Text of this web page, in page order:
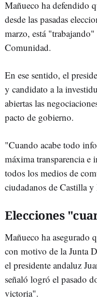
Mañueco ha defendido
desde las pasadas
marzo, está
Comunidad.
En ese sentido, el
y candidato a la
abiertas las
pacto de gobierno.
"Cuando acabe todo
máxima transparencia e
todos los medios de
ciudadanos de Castilla
Elecciones
Mañueco ha asegurado
con motivo de la Junta
el presidente andaluz
señaló logró el pasado
victoria".